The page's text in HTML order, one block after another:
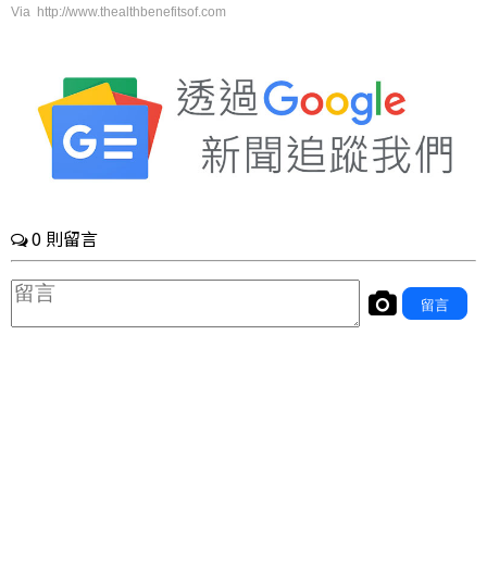
Via http://www.thealthbenefitsof.com